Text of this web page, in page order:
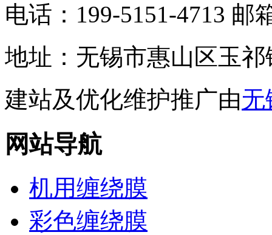
电话：199-5151-4713 邮
地址：无锡市惠山区玉
建站及优化维护推广由无
网站导航
机用缠绕膜
彩色缠绕膜